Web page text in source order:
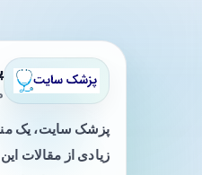
پزشک سایت، یک
زیادی از مقالات